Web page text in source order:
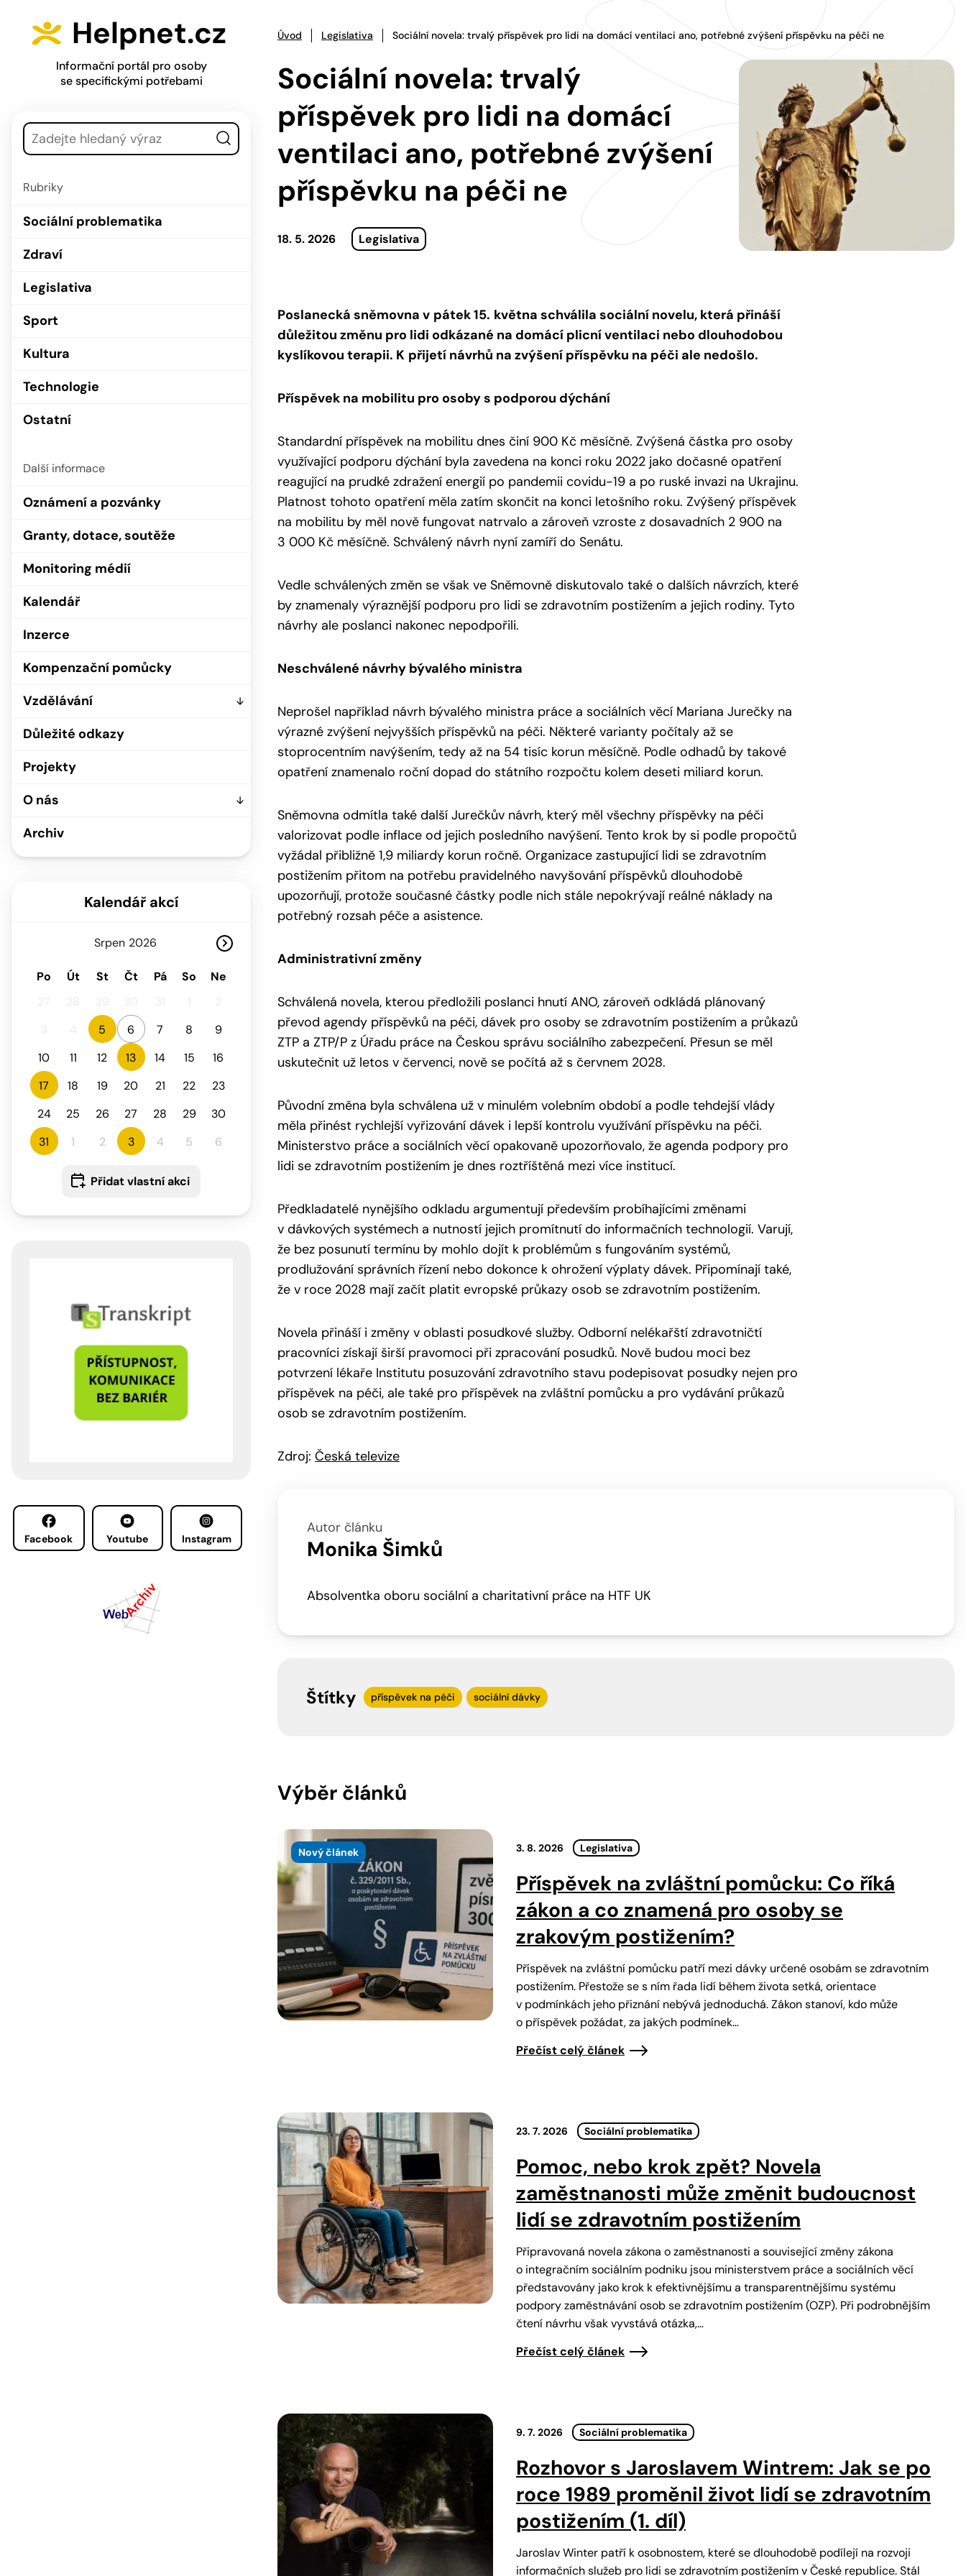
Helpnet.cz
Informační portál pro osoby
se specifickými potřebami
Rubriky
Sociální problematika
Zdraví
Legislativa
Sport
Kultura
Technologie
Ostatní
Další informace
Oznámení a pozvánky
Granty, dotace, soutěže
Monitoring médií
Kalendář
Inzerce
Kompenzační pomůcky
Vzdělávání
Důležité odkazy
Projekty
O nás
Archiv
Kalendář akcí
Srpen
Po Út St Čt Pá So
Ne
5 6 7 8
9
10
11 12 13 14 15
16
17
18 19 20 21 22
23
24
25 26 27 28 29
30
31
1 2 3 4 5 6
Přidat vlastní akci
Facebook Youtube Instagram
Úvod Legislativa Sociální novela: trvalý příspěvek pro lidi na domácí ventilaci ano, potřebné zvýšení příspěvku na péči ne
Sociální novela: trvalý
příspěvek pro lidi na domácí
ventilaci ano, potřebné zvýšení
příspěvku na péči ne
18. 5. 2026 Legislativa
Poslanecká sněmovna v pátek 15. května schválila sociální novelu, která přináší
důležitou změnu pro lidi odkázané na domácí plicní ventilaci nebo dlouhodobou
kyslíkovou terapii. K přijetí návrhů na zvýšení příspěvku na péči ale nedošlo.
Příspěvek na mobilitu pro osoby s podporou dýchání
Standardní příspěvek na mobilitu dnes činí 900 Kč měsíčně. Zvýšená částka pro osoby
využívající podporu dýchání byla zavedena na konci roku 2022 jako dočasné opatření
reagující na prudké zdražení energií po pandemii covidu-19 a po ruské invazi na Ukrajinu.
Platnost tohoto opatření měla zatím skončit na konci letošního roku. Zvýšený příspěvek
na mobilitu by měl nově fungovat natrvalo a zároveň vzroste z dosavadních 2 900 na
3 000 Kč měsíčně. Schválený návrh nyní zamíří do Senátu.
Vedle schválených změn se však ve Sněmovně diskutovalo také o dalších návrzích, které
by znamenaly výraznější podporu pro lidi se zdravotním postižením a jejich rodiny. Tyto
návrhy ale poslanci nakonec nepodpořili.
Neschválené návrhy bývalého ministra
Neprošel například návrh bývalého ministra práce a sociálních věcí Mariana Jurečky na
výrazné zvýšení nejvyšších příspěvků na péči. Některé varianty počítaly až se
stoprocentním navýšením, tedy až na 54 tisíc korun měsíčně. Podle odhadů by takové
opatření znamenalo roční dopad do státního rozpočtu kolem deseti miliard korun.
Sněmovna odmítla také další Jurečkův návrh, který měl všechny příspěvky na péči
valorizovat podle inflace od jejich posledního navýšení. Tento krok by si podle propočtů
vyžádal přibližně 1,9 miliardy korun ročně. Organizace zastupující lidi se zdravotním
postižením přitom na potřebu pravidelného navyšování příspěvků dlouhodobě
upozorňují, protože současné částky podle nich stále nepokrývají reálné náklady na
potřebný rozsah péče a asistence.
Administrativní změny
Schválená novela, kterou předložili poslanci hnutí ANO, zároveň odkládá plánovaný
převod agendy příspěvků na péči, dávek pro osoby se zdravotním postižením a průkazů
ZTP a ZTP/P z Úřadu práce na Českou správu sociálního zabezpečení. Přesun se měl
uskutečnit už letos v červenci, nově se počítá až s červnem 2028.
Původní změna byla schválena už v minulém volebním období a podle tehdejší vlády
měla přinést rychlejší vyřizování dávek i lepší kontrolu využívání příspěvku na péči.
Ministerstvo práce a sociálních věcí opakovaně upozorňovalo, že agenda podpory pro
lidi se zdravotním postižením je dnes roztříštěná mezi více institucí.
Předkladatelé nynějšího odkladu argumentují především probíhajícími změnami
v dávkových systémech a nutností jejich promítnutí do informačních technologií. Varují,
že bez posunutí termínu by mohlo dojít k problémům s fungováním systémů,
prodlužování správních řízení nebo dokonce k ohrožení výplaty dávek. Připomínají také,
že v roce 2028 mají začít platit evropské průkazy osob se zdravotním postižením.
Novela přináší i změny v oblasti posudkové služby. Odborní nelékařští zdravotničtí
pracovníci získají širší pravomoci při zpracování posudků. Nově budou moci bez
potvrzení lékaře Institutu posuzování zdravotního stavu podepisovat posudky nejen pro
příspěvek na péči, ale také pro příspěvek na zvláštní pomůcku a pro vydávání průkazů
osob se zdravotním postižením.
Zdroj: Česká televize
Autor článku
Monika Šimků
Absolventka oboru sociální a charitativní práce na HTF UK
Štítky příspěvek na péči sociální dávky
Výběr článků
Nový článek 3. 8. 2026 Legislativa
Příspěvek na zvláštní pomůcku: Co říká
zákon a co znamená pro osoby se
zrakovým postižením?
Příspěvek na zvláštní pomůcku patří mezi dávky určené osobám se zdravotním
postižením. Přestože se s ním řada lidí během života setká, orientace
v podmínkách jeho přiznání nebývá jednoduchá. Zákon stanoví, kdo může
o příspěvek požádat, za jakých podmínek…
Přečíst celý článek
23. 7. 2026 Sociální problematika
Pomoc, nebo krok zpět? Novela
zaměstnanosti může změnit budoucnost
lidí se zdravotním postižením
Připravovaná novela zákona o zaměstnanosti a související změny zákona
o integračním sociálním podniku jsou ministerstvem práce a sociálních věcí
představovány jako krok k efektivnějšímu a transparentnějšímu systému
podpory zaměstnávání osob se zdravotním postižením (OZP). Při podrobnějším
čtení návrhu však vyvstává otázka,…
Přečíst celý článek
9. 7. 2026 Sociální problematika
Rozhovor s Jaroslavem Wintrem: Jak se po
roce 1989 proměnil život lidí se zdravotním
postižením (1. díl)
Jaroslav Winter patří k osobnostem, které se dlouhodobě podílejí na rozvoji
informačních služeb pro lidi se zdravotním postižením v České republice. Stál